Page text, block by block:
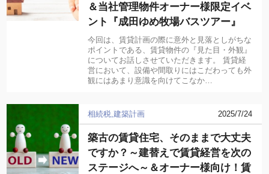
＆当社管理物件オーナー様限定イベ
ント『成田ゆめ牧場バスツアー』
今回は、賃貸計画の際に意外と見落としがちな
ポイントである、賃貸物件の『見た目・外観』
についてお話しさせていただきます。 賃貸経
営において、設備や間取りにはこだわっても外
観にはあまり意識を向けてこなか…
相続税 建築計画 2025/7/24
築古の賃貸住宅、そのままで大丈夫
ですか？～建替えで賃貸経営を次の
ステージへ～＆オーナー様向け！賃